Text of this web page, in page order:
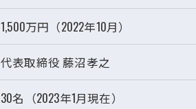
1,500万円（2022年10月）
代表取締役 藤沼孝之
30名（2023年1月現在）